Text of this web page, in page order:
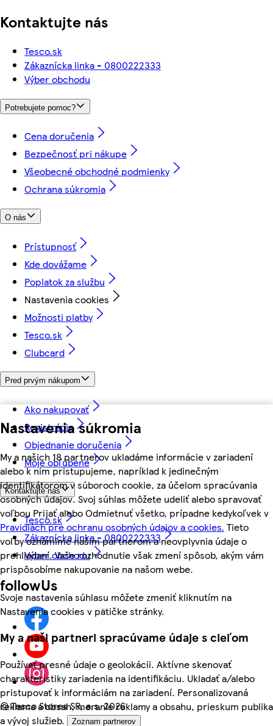
Nastavenia súkromia
My a našich 18 partnerov ukladáme informácie v zariadení
alebo k nim pristupujeme, napríklad k jedinečným
identifikátorom v súboroch cookie, za účelom spracúvania
osobných údajov. Svoj súhlas môžete udeliť alebo spravovať
voľbou Prijať alebo Odmietnuť všetko, prípadne kedykoľvek v
Pravidlách pre ochranu osobných údajov a cookies. Tieto
voľby oznámime našim partnerom a neovplyvnia údaje o
prehliadaní. Vaše rozhodnutie však zmení spôsob, akým vám
prispôsobíme nakupovanie na našom webe.
Svoje nastavenia súhlasu môžete zmeniť kliknutím na
Nastavenia cookies v pätičke stránky.
My a naši partneri spracúvame údaje s cieľom
Používať presné údaje o geolokácii. Aktívne skenovať
charakteristiky zariadenia na identifikáciu. Ukladať a/alebo
pristupovať k informáciám na zariadení. Personalizovaná
reklama a obsah, meranie reklamy a obsahu, prieskum publika
a vývoj služieb.
Zoznam partnerov
Kontaktujte nás
Tesco.sk
Zákaznícka linka - 0800222333
Výber obchodu
Potrebujete pomoc?
Cena doručenia
Bezpečnosť pri nákupe
Všeobecné obchodné podmienky
Ochrana súkromia
O nás
Prístupnosť
Kde dovážame
Poplatok za službu
Nastavenia cookies
Možnosti platby
Tesco.sk
Clubcard
Pred prvým nákupom
Ako nakupovať
Registrácia
Objednanie doručenia
Moje obľúbené
Kontaktujte nás
Tesco.sk
Zákaznícka linka - 0800222333
Výber obchodu
followUs
©Tesco Stores SR, a.s. 2026